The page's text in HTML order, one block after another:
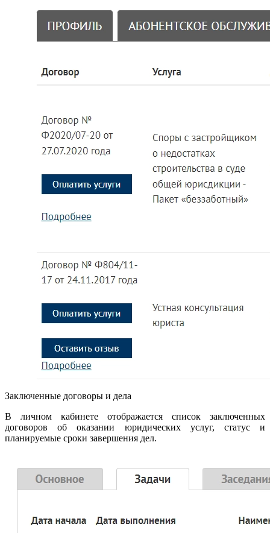
Заключенные договоры и дела
В личном кабинете отображается список заключенных
договоров об оказании юридических услуг, статус и
планируемые сроки завершения дел.